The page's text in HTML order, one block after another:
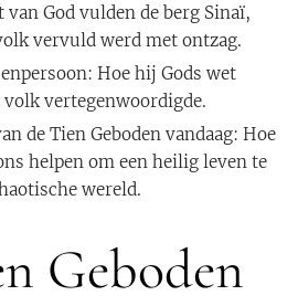
van God vulden de berg Sinaï,
vervuld werd met ontzag.
Hoe hij Gods wet
vertegenwoordigde.
de Tien Geboden vandaag: Hoe
helpen om een heilig leven te
wereld.
Geboden